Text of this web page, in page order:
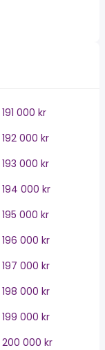
191 000 kr
192 000 kr
193 000 kr
194 000 kr
195 000 kr
196 000 kr
197 000 kr
198 000 kr
199 000 kr
200 000 kr